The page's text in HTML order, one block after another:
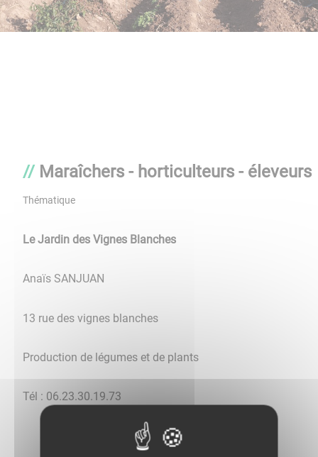
Maraîchers - horticulteurs - éleveurs
Thématique
Le Jardin des Vignes Blanches
Anaïs SANJUAN
13 rue des vignes blanches
Production de légumes et de plants
Tél : 06.23.30.19.73